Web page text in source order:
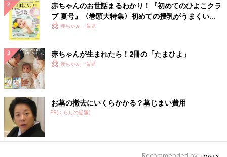
赤ちゃんのお世話まるわかり！『初めてのひよこクラ
ブ 夏号』〈巻頭大特集〉初めての授乳がうまくい
く！ おっぱい・ミルクの基本と夏のトラブル 解決テ
赤ちゃん・育児
赤ちゃんが生まれたら！2冊の「たまひよ」
赤ちゃん・育児
お墓の撤去にいくらかかる？墓じまい費用
PR(くらしの話題)